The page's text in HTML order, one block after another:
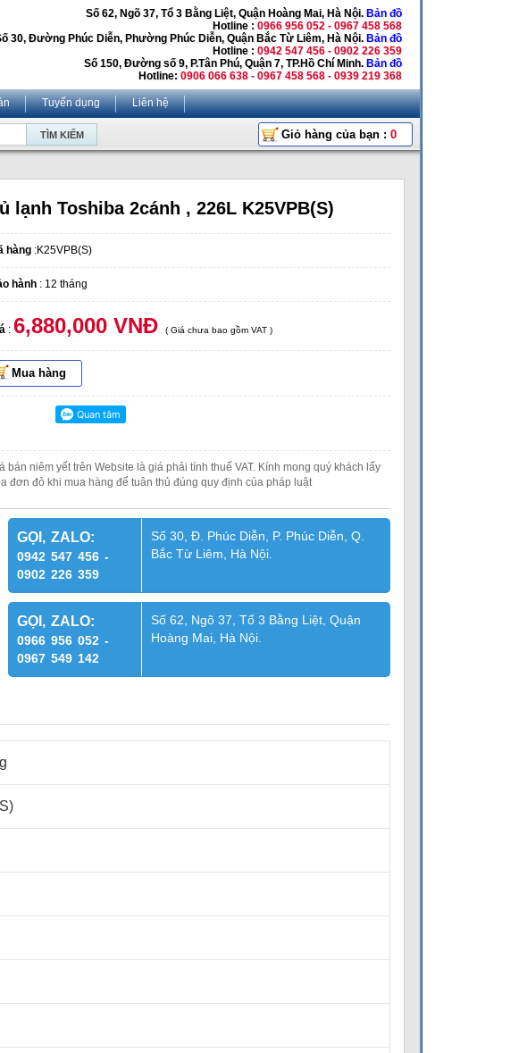
Số 62, Ngõ 37, Tổ 3 Bằng Liệt, Quận Hoàng Mai, Hà Nội. Bản đồ
Hotline : 0966 956 052 - 0967 458 568
30, Đường Phúc Diễn, Phường Phúc Diễn, Quận Bắc Từ Liêm, Hà Nội. Bản đồ
Hotline : 0942 547 456 - 0902 226 359
Số 150, Đường số 9, P.Tân Phú, Quận 7, TP.Hồ Chí Minh. Bản đồ
Hotline: 0906 066 638 - 0967 458 568 - 0939 219 368
Tuyển dụng Liên hệ
Giỏ hàng của bạn : 0
lạnh Toshiba 2cánh , 226L K25VPB(S)
hàng :K25VPB(S)
hành : 12 tháng
: 6,880,000 VNĐ ( Giá chưa bao gồm VAT )
Mua hàng
bán niêm yết trên Website là giá phải tính thuế VAT. Kính mong quý khách lấy
đơn đỏ khi mua hàng để tuân thủ đúng quy định của pháp luật
GỌI, ZALO:
0942 547 456 -
0902 226 359
Số 30, Đ. Phúc Diễn, P. Phúc Diễn, Q.
Bắc Từ Liêm, Hà Nội.
GỌI, ZALO:
0966 956 052 -
0967 549 142
Số 62, Ngõ 37, Tổ 3 Bằng Liệt, Quận
Hoàng Mai, Hà Nội.